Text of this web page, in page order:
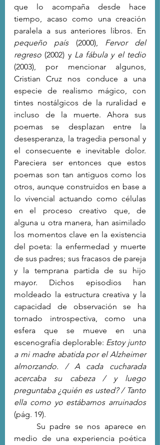
que lo acompaña desde hace
tiempo, acaso como una creación
pequeño país (2000), Fervor del
regreso (2002) y
(2003), por mencionar algunos,
Cristian Cruz nos conduce a una
especie de realismo mágico, con
tintes nostálgicos de la ruralidad e
incluso de la muerte. Ahora sus
poemas se desplazan entre la
desesperanza, la tragedia personal y
el consecuente e inevitable dolor.
Pareciera ser entonces que estos
poemas son tan antiguos como los
otros, aunque construidos en base a
lo vivencial actuando como células
en el proceso creativo que, de
alguna u otra manera, han asimilado
los momentos clave en la existencia
del poeta: la enfermedad y muerte
de sus padres; sus fracasos de pareja
y la temprana partida de su hijo
mayor. Dichos episodios han
moldeado la estructura creativa y la
capacidad de observación se ha
tornado introspectiva, como una
esfera que se mueve en una
escenografía deplorable: Estoy junto
a mi madre abatida por el Alzheimer
almorzando. / A cada cucharada
acercaba su cabeza / y luego
preguntaba ¿quién es usted? / Tanto
ella como yo estábamos arruinados
(pág. 19).
medio de una experiencia poética